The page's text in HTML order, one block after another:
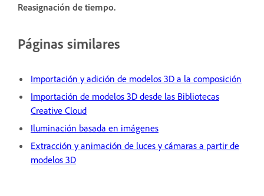
Reasignación de tiempo.
Páginas similares
Importación y adición de modelos 3D a la composición
Importación de modelos 3D desde las Bibliotecas
Creative Cloud
Iluminación basada en imágenes
Extracción y animación de luces y cámaras a partir de
modelos 3D